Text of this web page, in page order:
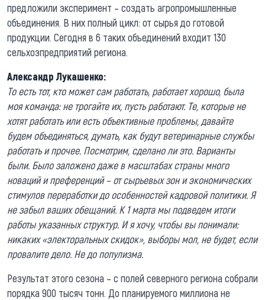
предложили эксперимент – создать агропромышленные
объединения. В них полный цикл: от сырья до готовой
продукции. Сегодня в 6 таких объединений входит 130
сельхозпредприятий региона.
Александр Лукашенко:
То есть тот, кто может сам работать, работает хорошо, была
моя команда: не трогайте их, пусть работают. Те, которые не
хотят работать или есть объективные проблемы, давайте
будем объединяться, думать, как будут ветеринарные службы
работать и прочее. Посмотрим, сделано ли это. Варианты
были. Было заложено даже в масштабах страны много
новаций и преференций – от сырьевых зон и экономических
стимулов переработки до особенностей кадровой политики. Я
не забыл ваших обещаний. К 1 марта мы подведем итоги
работы указанных структур. И я хочу, чтобы вы понимали:
никаких «электоральных скидок», выборы мол, не будет, если
провалите дело. Не до популизма.
Результат этого сезона – с полей северного региона собрали
порядка 900 тысяч тонн. До планируемого миллиона не